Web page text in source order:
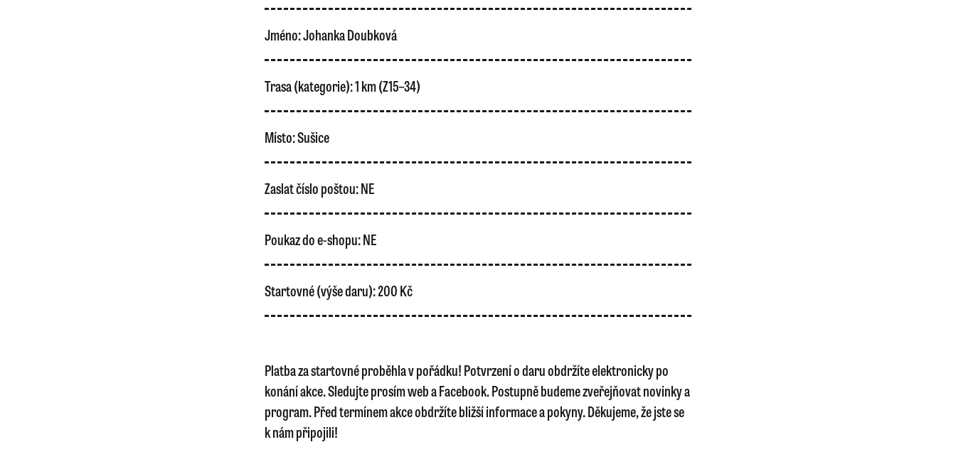
Jméno:Johanka Doubková
Trasa (kategorie):1 km (Z15–34)
Místo:Sušice
Zaslat číslo poštou:NE
Poukaz do e-shopu:NE
Startovné (výše daru):200 Kč
Platba za startovné proběhla v pořádku! Potvrzení o daru obdržíte elektronicky po
konání akce. Sledujte prosím web a Facebook. Postupně budeme zveřejňovat novinky a
program. Před termínem akce obdržíte bližší informace a pokyny. Děkujeme, že jste se
k nám připojili!